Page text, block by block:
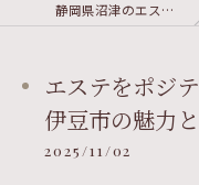
静岡県沼津のエステならRe:Lux nail&wellness
エステをポジ
伊豆市の魅力
2025/11/02